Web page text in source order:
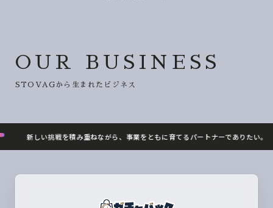
OUR BUSINESS
STOVAGから生まれたビジネス
新しい挑戦を積み重ねながら、事業をともに育てるパートナーでありたい。